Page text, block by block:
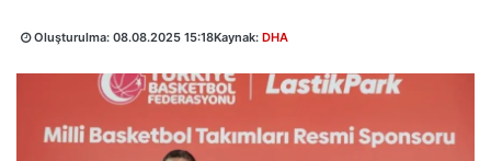
Oluşturulma: 08.08.2025 15:18Kaynak: DHA